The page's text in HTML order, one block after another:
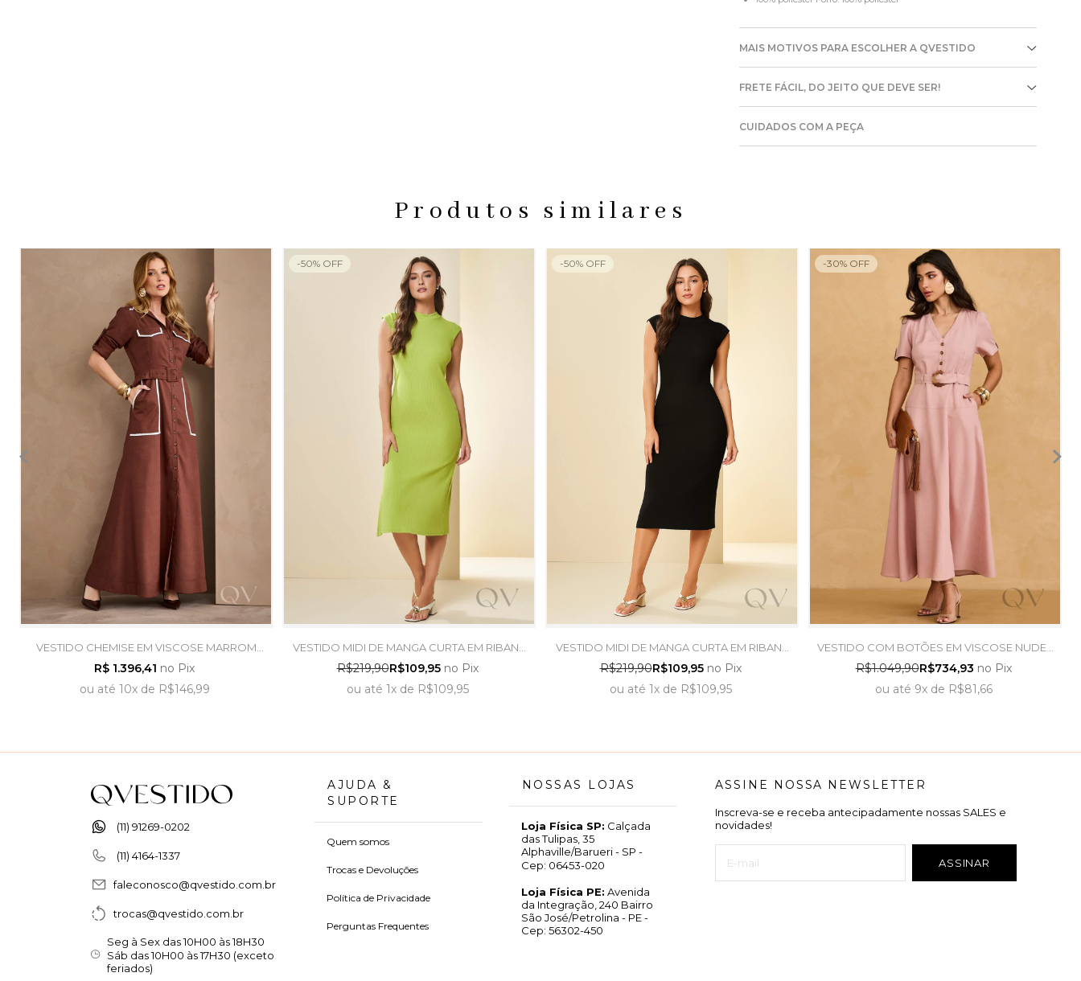
MAIS MOTIVOS PARA ESCOLHER A QVESTIDO
FRETE FÁCIL, DO JEITO QUE DEVE SER!
CUIDADOS COM A PEÇA
Produtos similares
VESTIDO CHEMISE EM VISCOSE MARROM
CAFÉ - ARTSY
R$ 1.396,41 no Pix
ou até 10xde R$146,99
VESTIDO MIDI DE MANGA CURTA EM RIBANA
VERDE ABACATE - DOCE TRAMA
R$219,90R$109,95 no Pix
ou até 1xde R$109,95
-50% OFF
VESTIDO MIDI DE MANGA CURTA EM RIBANA
PRETO - DOCE TRAMA
R$219,90R$109,95 no Pix
ou até 1xde R$109,95
-50% OFF
VESTIDO COM BOTÕES EM VISCOSE NUDE -
ARTSY
R$1.049,90R$734,93 no Pix
ou até 9xde R$81,66
-30% OFF
(11) 91269-0202
(11) 4164-1337
faleconosco@qvestido.com.br
trocas@qvestido.com.br
Seg à Sex das 10H00 às 18H30
Sáb das 10H00 às 17H30 (exceto
feriados)
AJUDA &
SUPORTE
Quem somos
Trocas e Devoluções
Política de Privacidade
Perguntas Frequentes
NOSSAS LOJAS
Loja Física SP: Calçada
das Tulipas, 35
Alphaville/Barueri - SP -
Cep: 06453-020
Loja Física PE: Avenida
da Integração, 240 Bairro
São José/Petrolina - PE -
Cep: 56302-450
ASSINE NOSSA NEWSLETTER
Inscreva-se e receba antecipadamente nossas SALES e
novidades!